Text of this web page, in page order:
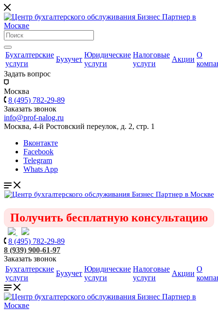
Бухгалтерские
услуги
Бухучет
Юридические
услуги
Налоговые
услуги
Акции
О
Задать вопрос
Москва
8 (495) 782-29-89
Заказать звонок
info@prof-nalog.ru
Москва, 4-й Ростовский переулок, д. 2, стр. 1
Вконтакте
Facebook
Telegram
Whats App
Получить бесплатную консультацию
8 (495) 782-29-89
8 (939) 900-61-97
Заказать звонок
Бухгалтерские
услуги
Бухучет
Юридические
услуги
Налоговые
услуги
Акции
О